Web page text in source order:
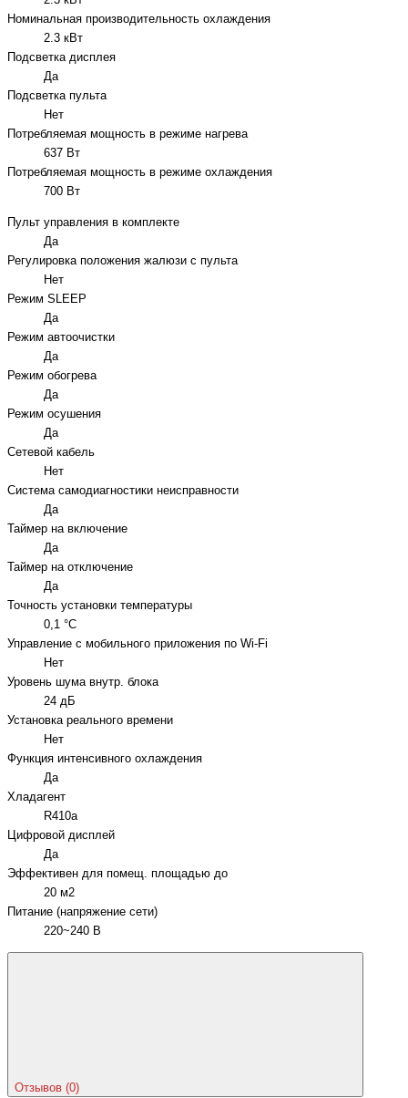
Номинальная производительность охлаждения
2.3 кВт
Подсветка дисплея
Да
Подсветка пульта
Нет
Потребляемая мощность в режиме нагрева
637 Вт
Потребляемая мощность в режиме охлаждения
700 Вт
Пульт управления в комплекте
Да
Регулировка положения жалюзи с пульта
Нет
Режим SLEEP
Да
Режим автоочистки
Да
Режим обогрева
Да
Режим осушения
Да
Сетевой кабель
Нет
Система самодиагностики неисправности
Да
Таймер на включение
Да
Таймер на отключение
Да
Точность установки температуры
0,1 °С
Управление c мобильного приложения по Wi-Fi
Нет
Уровень шума внутр. блока
24 дБ
Установка реального времени
Нет
Функция интенсивного охлаждения
Да
Хладагент
R410a
Цифровой дисплей
Да
Эффективен для помещ. площадью до
20 м2
Питание (напряжение сети)
220~240 В
Отзывов (0)